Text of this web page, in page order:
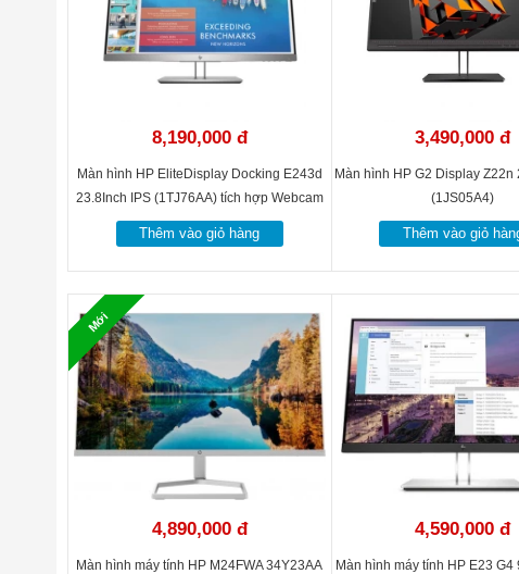
8,190,000 đ
Màn hình HP EliteDisplay Docking E243d
23.8Inch IPS (1TJ76AA) tích hợp Webcam
Thêm vào giỏ hàng
3,490,000 đ
Màn hình HP G2 Display Z22n
(1JS05A4)
Thêm vào giỏ
Mới
4,890,000 đ
Màn hình máy tính HP M24FWA 34Y23AA
4,590,000 đ
Màn hình máy tính HP E23 G4